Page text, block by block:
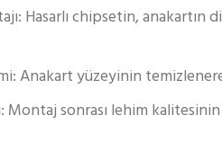
Hasarlı chipsetin,
Anakart yüzeyinin
Montaj sonrası lehim